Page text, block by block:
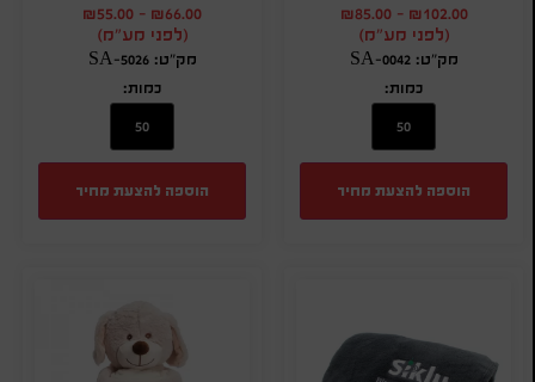
₪102.00
-
₪85.00
(לפני מע"מ)
מק"ט: SA-0042
כמות:
הוספה להצעת מחיר
₪66.00
-
₪55.00
(לפני מע"מ)
מק"ט: SA-5026
כמות:
הוספה להצעת מחיר